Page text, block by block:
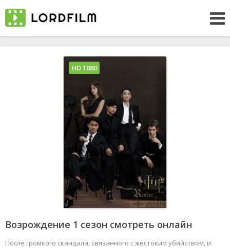
Возрождение 1 сезон смотреть онлайн
После громкого скандала, связанного с жестоким убийством, и
HD 1080